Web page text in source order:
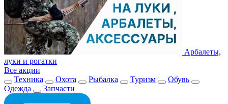
Арбалеты,
луки и рогатки
Все акции
Техника
Охота Рыбалка Туризм
Обувь
Одежда
Запчасти